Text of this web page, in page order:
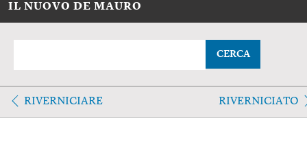
IL NUOVO DE MAURO
CERCA
RIVERNICIARE RIVERNICIATO